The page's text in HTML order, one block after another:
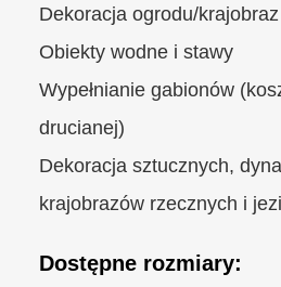
Dekoracja ogrodu/krajobraz
Obiekty wodne i stawy
Wypełnianie gabionów
drucianej)
Dekoracja sztucznych,
krajobrazów rzecznych i
Dostępne rozmiary: